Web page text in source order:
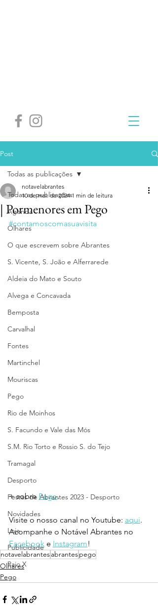
Post
Todas as publicações
Agenda
Olhares
O que escrevem sobre Abrantes
S. Vicente, S. João e Alferrarede
Aldeia do Mato e Souto
Alvega e Concavada
Bemposta
Carvalhal
Fontes
Martinchel
Mouriscas
Pego
Rio de Moinhos
S. Facundo e Vale das Mós
S.M. Rio Torto e Rossio S. do Tejo
Tramagal
Desporto
Festas de Abrantes 2023 - Desporto
Novidades
Loja
Publicidade
Raio X
Todas as publicações
| Pormenores em Pego
notavelabrantes
10 de mai. de 2024 1 min de leitura
#contamoscomasuavisita
+ sobre Pego.
Visite o nosso canal no Youtube: aqui.
Acompanhe o Notável Abrantes no
Facebook e Instagram!
notavelabrantesabrantespego
Olhares
Pego